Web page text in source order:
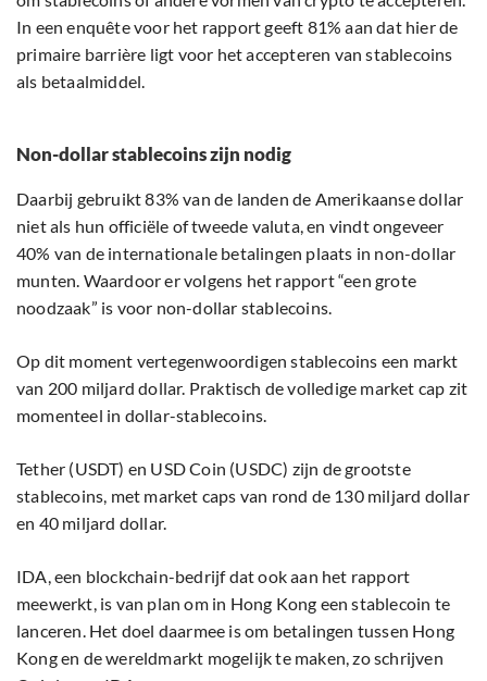
In een enquête voor het rapport geeft 81% aan dat hier de
primaire barrière ligt voor het accepteren van stablecoins
als betaalmiddel.
Non-dollar stablecoins zijn nodig
Daarbij gebruikt 83% van de landen de Amerikaanse dollar
niet als hun officiële of tweede valuta, en vindt ongeveer
40% van de internationale betalingen plaats in non-dollar
munten. Waardoor er volgens het rapport “een grote
noodzaak” is voor non-dollar stablecoins.
Op dit moment vertegenwoordigen stablecoins een markt
van 200 miljard dollar. Praktisch de volledige market cap zit
momenteel in dollar-stablecoins.
Tether (USDT) en USD Coin (USDC) zijn de grootste
stablecoins, met market caps van rond de 130 miljard dollar
en 40 miljard dollar.
IDA, een blockchain-bedrijf dat ook aan het rapport
meewerkt, is van plan om in Hong Kong een stablecoin te
lanceren. Het doel daarmee is om betalingen tussen Hong
Kong en de wereldmarkt mogelijk te maken, zo schrijven